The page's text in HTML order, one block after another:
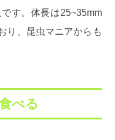
す。体長は25~35mm
り、昆虫マニアからも
べる